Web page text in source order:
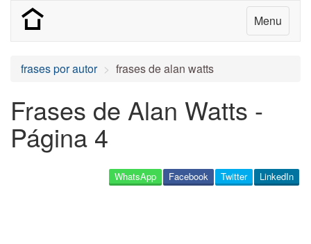
Menu
frases por autor frases de alan watts
Frases de Alan Watts -
Página 4
LinkedIn
Twitter
Facebook
WhatsApp